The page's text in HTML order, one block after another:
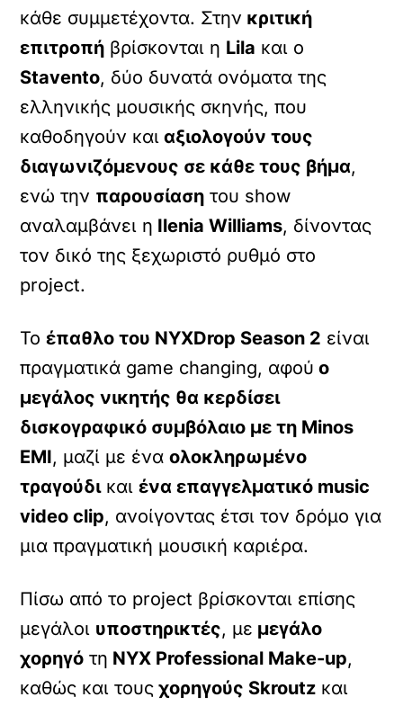
κάθε συμμετέχοντα. Στην κριτική
επιτροπή βρίσκονται η Lila και ο
Stavento, δύο δυνατά ονόματα της
ελληνικής μουσικής σκηνής, που
καθοδηγούν και αξιολογούν τους
διαγωνιζόμενους σε κάθε τους βήμα,
ενώ την παρουσίαση του show
αναλαμβάνει η Ilenia Williams, δίνοντας
τον δικό της ξεχωριστό ρυθμό στο
project.
Τοέπαθλο του NYXDrop Season 2 είναι
πραγματικά game changing, αφού ο
μεγάλος νικητής θα κερδίσει
δισκογραφικό συμβόλαιο με τη Minos
EMI, μαζί με έναολοκληρωμένο
τραγούδικαιένα επαγγελματικό music
video clip, ανοίγοντας έτσι τον δρόμο για
μια πραγματική μουσική καριέρα.
Πίσω από το project βρίσκονται επίσης
μεγάλοι υποστηρικτές, με μεγάλο
χορηγό τη NYX Professional Make-up,
καθώς και τους χορηγούς Skroutz και